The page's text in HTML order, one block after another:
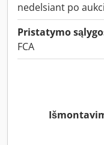
nedelsiant po
Pristatymo
FCA